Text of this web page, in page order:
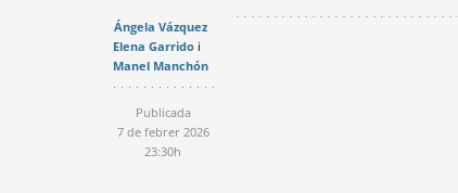
Ángela Vázquez
Elena Garrido
Manel Manchón
Publicada
7 de febrer 2026
23:30h